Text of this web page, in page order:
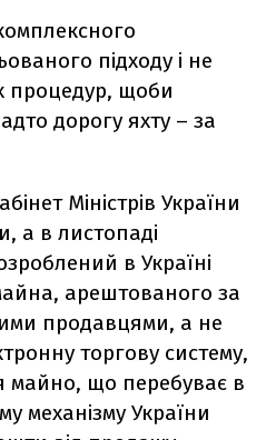
підходу і не
процедур, щоби
дорогу яхту – за
Міністрів України
а в листопаді
в Україні
арештованого за
продавцями, а не
торгову систему,
майно, що перебуває в
механізму України